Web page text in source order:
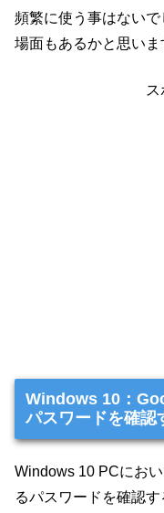
頻繁に使う事はない
場面もあるかと思いま
Windows 10：
パスワードを確認
Windows 10 PCにお
るパスワードを確認す